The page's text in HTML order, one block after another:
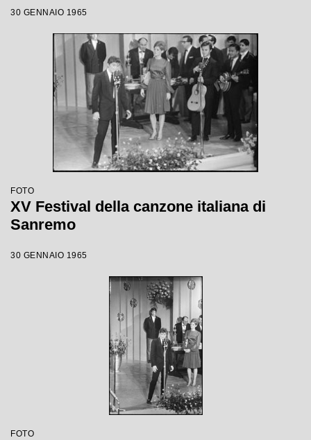
30 GENNAIO 1965
FOTO
XV Festival della canzone italiana di
Sanremo
30 GENNAIO 1965
FOTO